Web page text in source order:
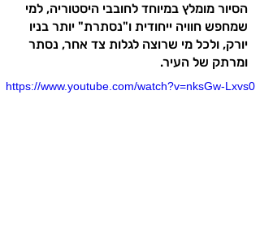
הסיור מומלץ במיוחד לחובבי היסטוריה, למי
שמחפש חוויה ייחודית ו"נסתרת" יותר בניו
יורק, ולכל מי שרוצה לגלות צד אחר, נסתר
ומרתק של העיר.
https://www.youtube.com/watch?v=nksGw-Lxvs0